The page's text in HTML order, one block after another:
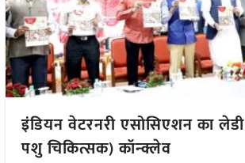
इंडियन वेटरनरी एसोसिएशन का
पशु चिकित्सक) कॉन्क्लेव